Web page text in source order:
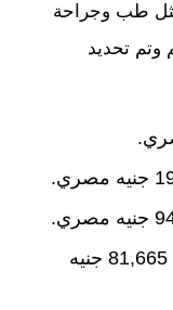
مثل طب وجراحة
وتم تحديد
كلية الاقتصاد والعلوم السياسية: 81,665 جنيه